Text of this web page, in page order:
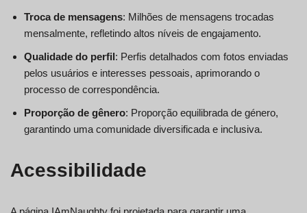
Troca de mensagens: Milhões de mensagens trocadas
mensalmente, refletindo altos níveis de engajamento.
Qualidade do perfil: Perfis detalhados com fotos enviadas
pelos usuários e interesses pessoais, aprimorando o
processo de correspondência.
Proporção de gênero: Proporção equilibrada de género,
garantindo uma comunidade diversificada e inclusiva.
Acessibilidade